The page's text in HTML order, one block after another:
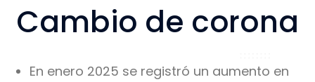
Cambio de corona
En enero 2025 se registró un aumento en